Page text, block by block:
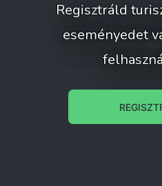
Regisztráld
eseményedet